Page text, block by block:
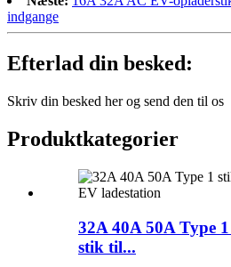
indgange
Efterlad din besked:
Skriv din besked her og send den til os
Produktkategorier
32A 40A 50A Type
stik til...